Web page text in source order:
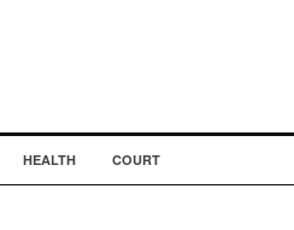
HEALTH COURT